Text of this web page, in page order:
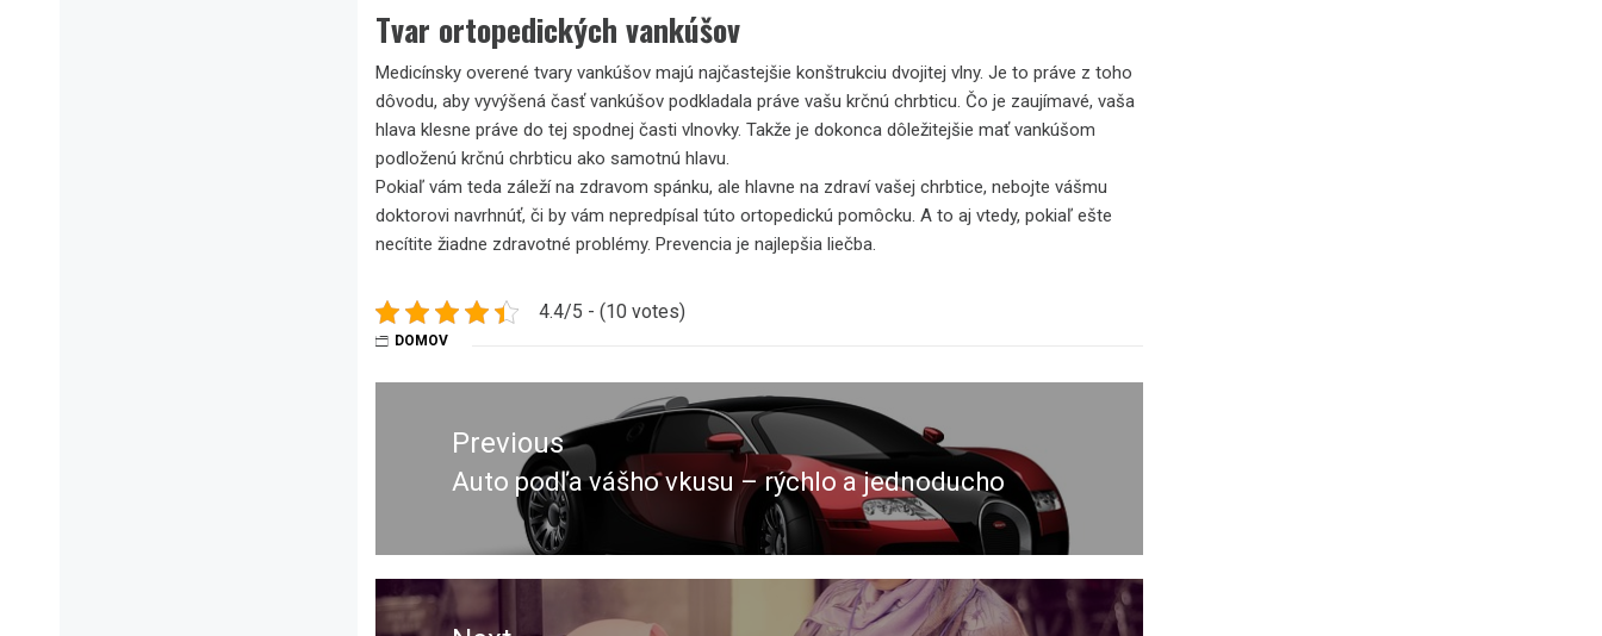
Tvar ortopedických vankúšov
Medicínsky overené tvary vankúšov majú najčastejšie konštrukciu dvojitej vlny. Je to práve z toho
dôvodu, aby vyvýšená časť vankúšov podkladala práve vašu krčnú chrbticu. Čo je zaujímavé, vaša
hlava klesne práve do tej spodnej časti vlnovky. Takže je dokonca dôležitejšie mať vankúšom
podloženú krčnú chrbticu ako samotnú hlavu.
Pokiaľ vám teda záleží na zdravom spánku, ale hlavne na zdraví vašej chrbtice, nebojte vášmu
doktorovi navrhnúť, či by vám nepredpísal túto ortopedickú pomôcku. A to aj vtedy, pokiaľ ešte
necítite žiadne zdravotné problémy. Prevencia je najlepšia liečba.
4.4/5 - (10 votes)
DOMOV
Navigace
příspěvekPrevious
Previous
Auto podľa vášho vkusu – rýchlo a jednoducho